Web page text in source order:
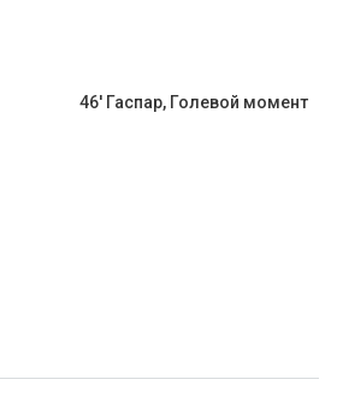
46' Гаспар, Голевой момент